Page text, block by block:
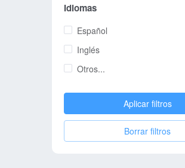
Idiomas
Español
Inglés
Otros...
Aplicar filtros
Borrar filtros